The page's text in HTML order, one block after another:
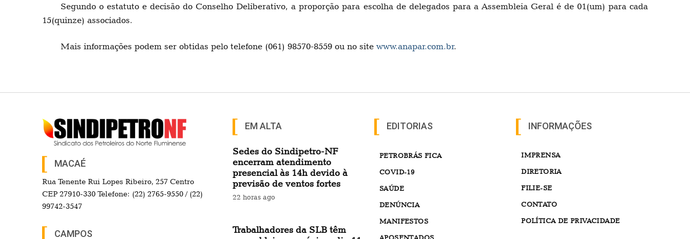
Segundo o estatuto e decisão do Conselho Deliberativo, a proporção para escolha de delegados para a Assembleia Geral é de 01(um) para cada
15(quinze) associados.
Mais informações podem ser obtidas pelo telefone (061) 98570-8559 ou no sitewww.anapar.com.br.
MACAÉ
Rua Tenente Rui Lopes Ribeiro, 257 Centro
CEP 27910-330 Telefone: (22) 2765-9550 / (22)
99742-3547
CAMPOS
EM ALTA
Sedes do Sindipetro-NF
encerram atendimento
presencial às 14h devido à
previsão de ventos fortes
22 horas ago
Trabalhadores da SLB têm
EDITORIAS
PETROBRÁS FICA
COVID-19
SAÚDE
DENÚNCIA
MANIFESTOS
APOSENTADOS
INFORMAÇÕES
IMPRENSA
DIRETORIA
FILIE-SE
CONTATO
POLÍTICA DE PRIVACIDADE